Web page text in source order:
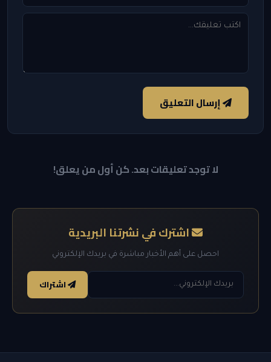
إرسال التعليق
لا توجد تعليقات بعد. كن أول من يعلق!
اشترك في نشرتنا البريدية
احصل على أهم الأخبار مباشرة في بريدك الإلكتروني
اشتراك